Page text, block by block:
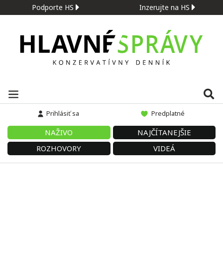
Podporte HS Inzerujte na HS
Prihlásiť sa Predplatné
NAŽIVO
NAJČÍTANEJŠIE
ROZHOVORY
VIDEÁ